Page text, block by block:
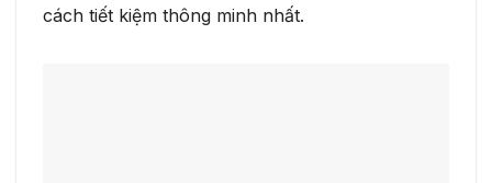
cách tiết kiệm thông minh nhất.